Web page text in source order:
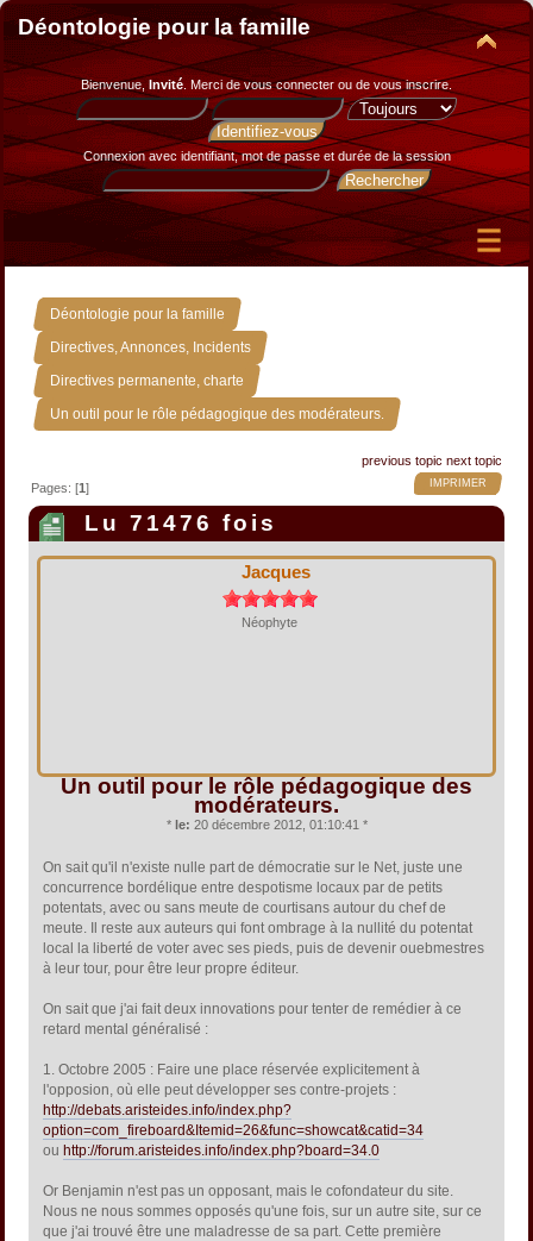
Déontologie pour la famille
Bienvenue, Invité. Merci devous connecter ou de vous inscrire.
Connexion avec identifiant, mot de passe et durée de la session
Déontologie pour la famille »
Directives, Annonces, Incidents »
Directives permanente, charte »
Un outil pour le rôle pédagogique des modérateurs.
previous topic next topic
IMPRIMER
Pages: [1]
Lu 71476 fois
Jacques
Néophyte
Un outil pour le rôle pédagogique des
modérateurs.
* le: 20 décembre 2012, 01:10:41 *
On sait qu'il n'existe nulle part de démocratie sur le Net, juste une
concurrence bordélique entre despotisme locaux par de petits
potentats, avec ou sans meute de courtisans autour du chef de
meute. Il reste aux auteurs qui font ombrage à la nullité du potentat
local la liberté de voter avec ses pieds, puis de devenir ouebmestres
à leur tour, pour être leur propre éditeur.
On sait que j'ai fait deux innovations pour tenter de remédier à ce
retard mental généralisé :
1. Octobre 2005 : Faire une place réservée explicitement à
l'opposion, où elle peut développer ses contre-projets :
http://debats.aristeides.info/index.php?
option=com_fireboard&Itemid=26&func=showcat&catid=34
ou http://forum.aristeides.info/index.php?board=34.0
Or Benjamin n'est pas un opposant, mais le cofondateur du site.
Nous ne nous sommes opposés qu'une fois, sur un autre site, sur ce
que j'ai trouvé être une maladresse de sa part. Cette première